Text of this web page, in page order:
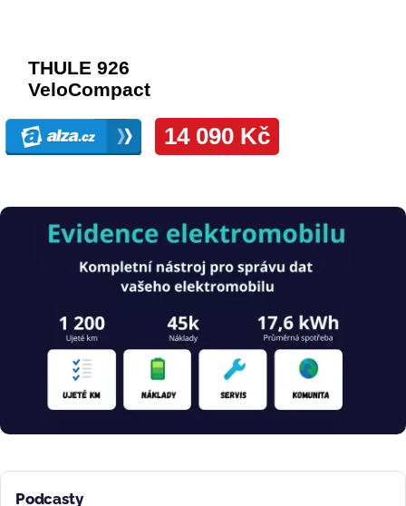
Obrázek
Podcasty